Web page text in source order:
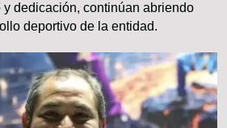
dedicación, continúan abriendo
deportivo de la entidad.